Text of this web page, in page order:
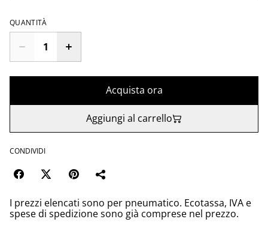
QUANTITÀ
Acquista ora
Aggiungi al carrello
CONDIVIDI
I prezzi elencati sono per pneumatico. Ecotassa, IVA e
spese di spedizione sono già comprese nel prezzo.